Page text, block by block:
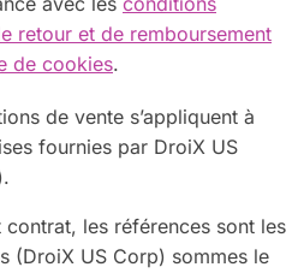
retour et de remboursement
de cookies.
de vente s’appliquent à
fournies par DroiX US
contrat, les références sont les
(DroiX US Corp) sommes le